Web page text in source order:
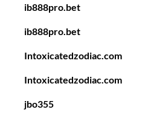
ib888pro.bet
ib888pro.bet
Intoxicatedzodiac.com
Intoxicatedzodiac.com
jbo355